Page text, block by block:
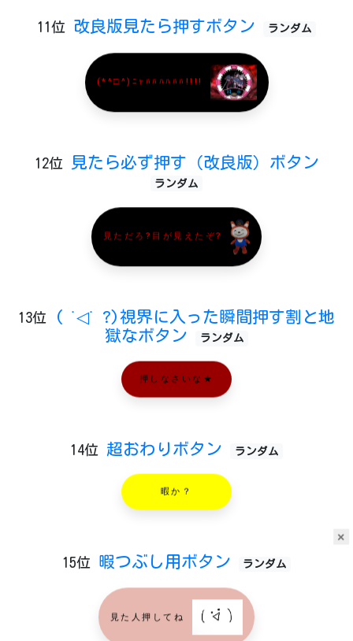
×
11位 改良版見たら押すボタン ランダム
(*^□^)ﾆｬﾊﾊﾊﾊﾊﾊ!!!!
12位 見たら必ず押す（改良版）ボタン
ランダム
見ただろ?目が見えたぞ?
13位
( ˙◁˙ ?)視界に入った瞬間押す割と地
獄なボタン
ランダム
押しなさいな★
14位 超おわりボタン ランダム
暇か？
15位 暇つぶし用ボタン ランダム
見た人押してね